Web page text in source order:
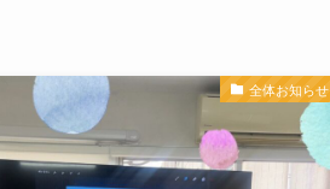
全体お知らせ